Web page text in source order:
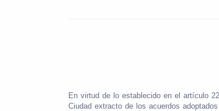
En virtud de lo establecido en el artículo
Ciudad extracto de los acuerdos